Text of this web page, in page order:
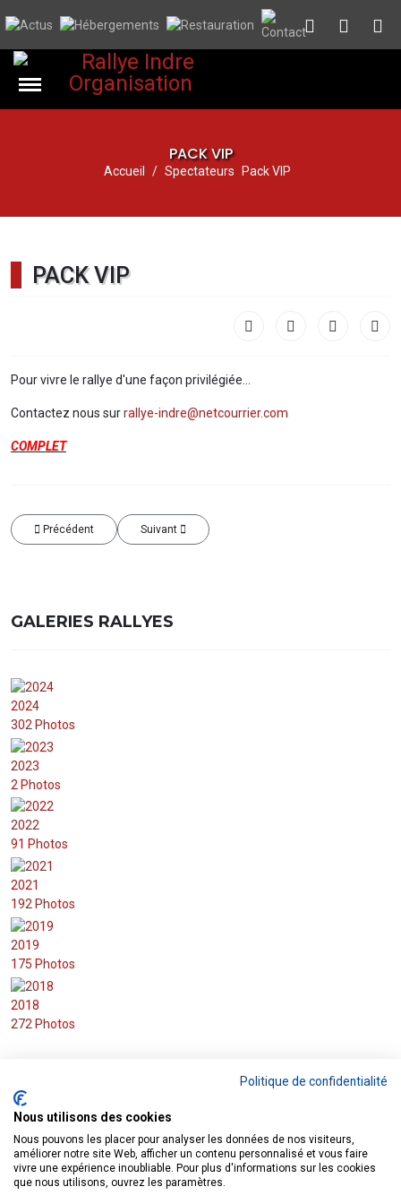
PACK VIP
Accueil Spectateurs Pack VIP
PACK VIP
Pour vivre le rallye d'une façon privilégiée...
Contactez nous surrallye-indre@netcourrier.com
COMPLET
Article précédent : Règles de sécurité
Précédent Article suivant : Programme
Suivant
GALERIES RALLYES
2024
302 Photos
2023
2 Photos
2022
91 Photos
2021
192 Photos
2019
175 Photos
2018
272 Photos
CONTACT
ECURIE BERRICHONNE
85 rue Pasteur - 36120 ARDENTES
Politique de confidentialité
Nous utilisons des cookies
Nous pouvons les placer pour analyser les données de nos visiteurs,
améliorer notre site Web, afficher un contenu personnalisé et vous faire
vivre une expérience inoubliable. Pour plus d'informations sur les cookies
que nous utilisons, ouvrez les paramètres.